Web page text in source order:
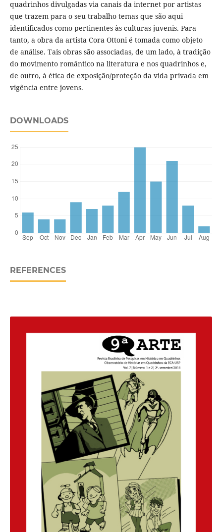
quadrinhos divulgadas via canais da internet por artistas
que trazem para o seu trabalho temas que são aqui
identificados como pertinentes às culturas juvenis. Para
tanto, a obra da artista Cora Ottoni é tomada como objeto
de análise. Tais obras são associadas, de um lado, à tradição
do movimento romântico na literatura e nos quadrinhos e,
de outro, à ética de exposição/proteção da vida privada em
vigência entre jovens.
DOWNLOADS
REFERENCES